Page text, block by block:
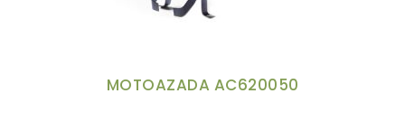
MOTOAZADA AC620050